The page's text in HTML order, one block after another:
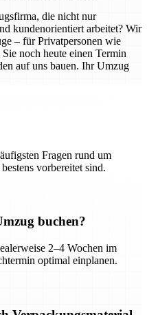
die nicht nur
kundenorientiert arbeitet? Wir
– für Privatpersonen wie
noch heute einen Termin
auf uns bauen. Ihr Umzug
Fragen rund um
vorbereitet sind.
buchen?
2–4 Wochen im
optimal einplanen.